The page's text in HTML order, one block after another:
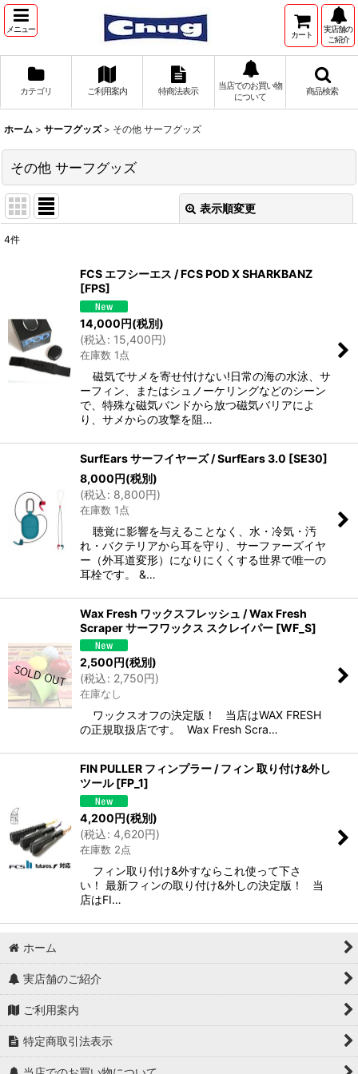
メニュー
カート
実店舗の
ご紹介
カテゴリ ご利用案内 特商法表示
当店でのお買い物
について
商品検索
ホーム > サーフグッズ > その他 サーフグッズ
その他 サーフグッズ
表示順変更
絞り込む
4件
FCS エフシーエス / FCS POD X SHARKBANZ
[FPS]
14,000円(税別)
(税込: 15,400円)
在庫数 1点
磁気でサメを寄せ付けない!日常の海の水泳、サ
ーフィン、またはシュノーケリングなどのシーン
で、特殊な磁気バンドから放つ磁気バリアによ
り、サメからの攻撃を阻…
SurfEars サーフイヤーズ / SurfEars 3.0 [SE30]
8,000円(税別)
(税込: 8,800円)
在庫数 1点
聴覚に影響を与えることなく、水・冷気・汚
れ・バクテリアから耳を守り、サーファーズイヤ
ー（外耳道変形）になりにくくする世界で唯一の
耳栓です。 &…
Wax Fresh ワックスフレッシュ / Wax Fresh
Scraper サーフワックス スクレイパー [WF_S]
2,500円(税別)
(税込: 2,750円)
在庫なし
ワックスオフの決定版！ 当店はWAX FRESH
の正規取扱店です。 Wax Fresh Scra…
FIN PULLER フィンプラー / フィン 取り付け&外し
ツール [FP_1]
4,200円(税別)
(税込: 4,620円)
在庫数 2点
フィン取り付け&外すならこれ使って下さ
い！ 最新フィンの取り付け&外しの決定版！ 当
店はFI…
ホーム
実店舗のご紹介
ご利用案内
特定商取引法表示